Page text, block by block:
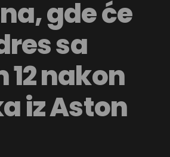
gde će
sa
12 nakon
iz Aston